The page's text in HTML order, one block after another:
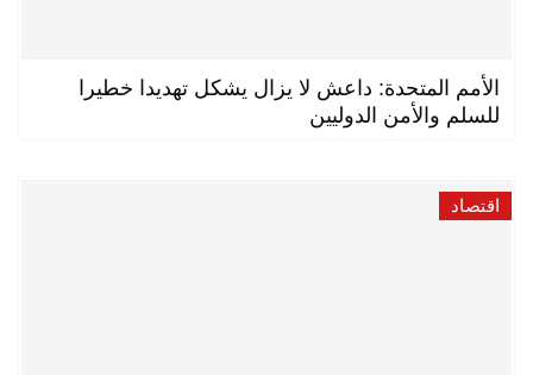
الأمم المتحدة: داعش لا يزال يشكل تهديدا خطيرا
للسلم والأمن الدوليين
اقتصاد